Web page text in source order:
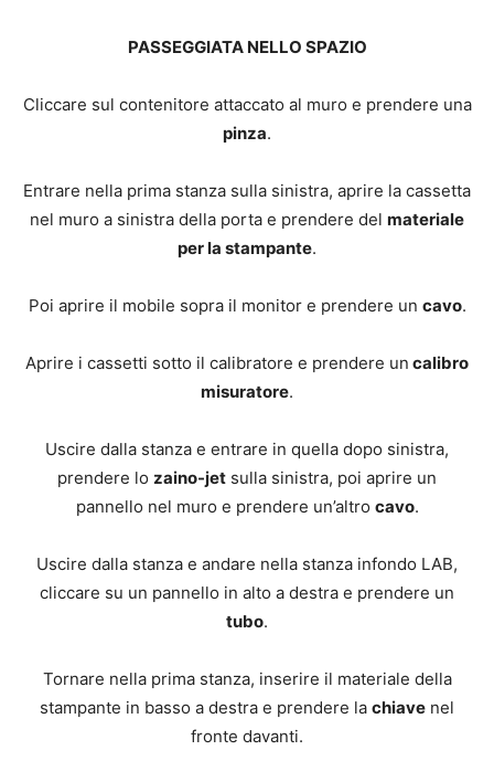
PASSEGGIATA NELLO SPAZIO
Cliccare sul contenitore attaccato al muro e prendere una
pinza.
Entrare nella prima stanza sulla sinistra, aprire la cassetta
nel muro a sinistra della porta e prendere del materiale
per la stampante.
Poi aprire il mobile sopra il monitor e prendere un cavo.
Aprire i cassetti sotto il calibratore e prendere un calibro
misuratore.
Uscire dalla stanza e entrare in quella dopo sinistra,
prendere lo zaino-jet sulla sinistra, poi aprire un
pannello nel muro e prendere un’altro cavo.
Uscire dalla stanza e andare nella stanza infondo LAB,
cliccare su un pannello in alto a destra e prendere un
tubo.
Tornare nella prima stanza, inserire il materiale della
stampante in basso a destra e prendere la chiave nel
fronte davanti.